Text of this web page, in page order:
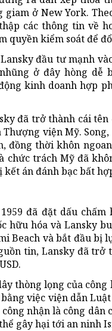
ở New York.
các thông tin về
quyền kiểm soát để
đầu tư mạnh
ở đây hòng dễ
kinh doanh hợp
đã trở thành cái
viện Mỹ.
đồng thời khôn
chức trách Mỹ đã
kết án đánh bạc bất
đã đặt dấu
hữu hóa và Lansky
Beach và bắt đầu
tin, Lansky đã
thòng lọng của
việc viện dẫn
nhận là công dân
gây hại tới an ninh